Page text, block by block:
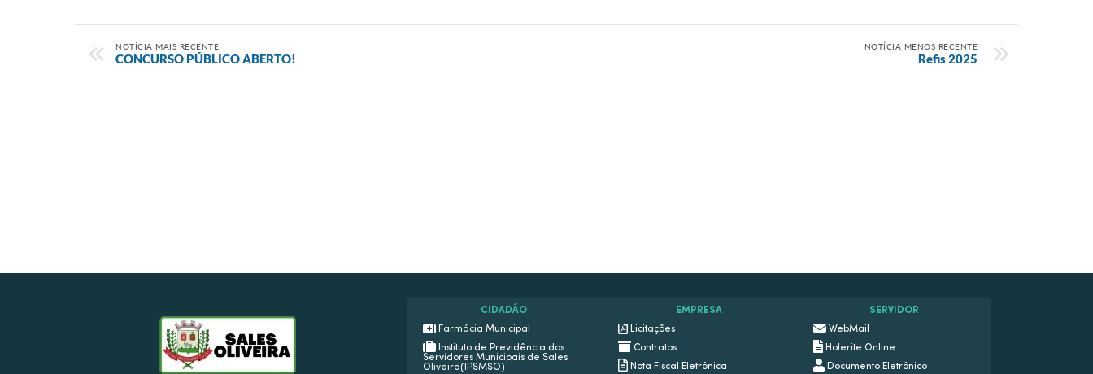
NOTÍCIA MAIS RECENTE
CONCURSO PÚBLICO ABERTO!
NOTÍCIA MENOS RECENTE
Refis 2025
CIDADÃO
Farmácia Municipal
Instituto de Previdência dos
Servidores Municipais de Sales
Oliveira(IPSMSO)
EMPRESA
Licitações
Contratos
Nota Fiscal Eletrônica
SERVIDOR
WebMail
Holerite Online
Documento Eletrônico